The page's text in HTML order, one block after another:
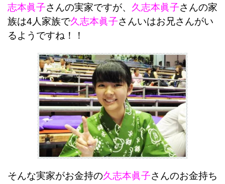
志本眞子さんの実家ですが、 久志本眞子さんの家
族は4人家族で久志本眞子さんいはお兄さんがい
るようですね！！
そんな実家がお金持の久志本眞子さんのお金持ち